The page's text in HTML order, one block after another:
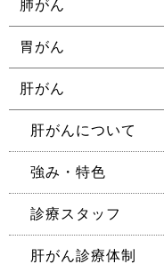
肺がん
胃がん
肝がん
肝がんについて
強み・特色
診療スタッフ
肝がん診療体制